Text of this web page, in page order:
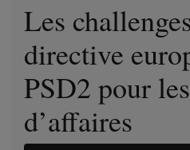
Les
directive
PSD2 pour
d’affaires